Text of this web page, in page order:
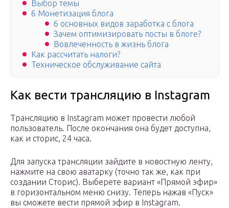
Выбор темы
6 Монетизация блога
6 основных видов заработка с блога
Зачем оптимизировать посты в блоге?
Вовлеченность в жизнь блога
Как рассчитать налоги?
Техническое обслуживание сайта
Как вести трансляцию в Instagram
Трансляцию в Instagram может провести любой
пользователь. После окончания она будет доступна,
как и сторис, 24 часа.
Для запуска трансляции зайдите в новостную ленту,
нажмите на свою аватарку (точно так же, как при
создании Сторис). Выберете вариант «Прямой эфир»
в горизонтальном меню снизу. Теперь нажав «Пуск»
вы сможете вести прямой эфир в Instagram.